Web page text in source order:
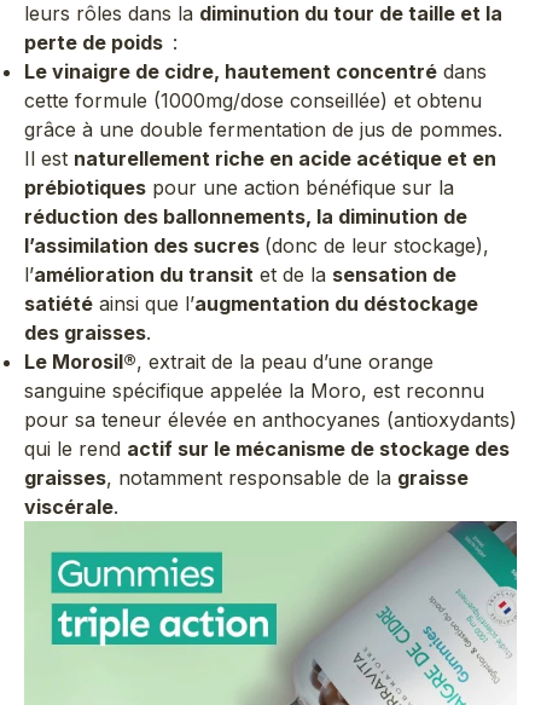
leurs rôles dans la diminution du tour de taille et la
perte de poids :
Le vinaigre de cidre, hautement concentré dans
cette formule (1000mg/dose conseillée) et obtenu
grâce à une double fermentation de jus de pommes.
Il est naturellement riche en acide acétique et en
prébiotiques pour une action bénéfique sur la
réduction des ballonnements, la diminution de
l’assimilation des sucres (donc de leur stockage),
l’amélioration du transit et de la sensation de
satiété ainsi que l’augmentation du déstockage
des graisses.
Le Morosil®, extrait de la peau d’une orange
sanguine spécifique appelée la Moro, est reconnu
pour sa teneur élevée en anthocyanes (antioxydants)
qui le rend actif sur le mécanisme de stockage des
graisses, notamment responsable de la graisse
viscérale.